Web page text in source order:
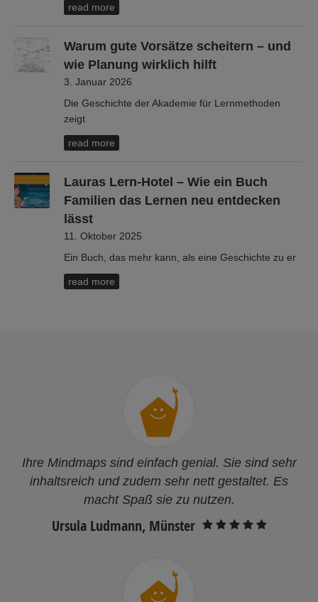
read more
Warum gute Vorsätze scheitern – und
wie Planung wirklich hilft
3. Januar 2026
Die Geschichte der Akademie für Lernmethoden
zeigt
read more
Lauras Lern-Hotel – Wie ein Buch
Familien das Lernen neu entdecken
lässt
11. Oktober 2025
Ein Buch, das mehr kann, als eine Geschichte zu er
read more
Ihre Mindmaps sind einfach genial. Sie sind sehr
inhaltsreich und zudem sehr nett gestaltet. Es
macht Spaß sie zu nutzen.
Ursula Ludmann, Münster